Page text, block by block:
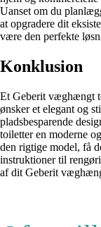
Uanset om du
at opgradere dit
være den perfekte
Konklusion
Et Geberit væghængt
ønsker et elegant og
pladsbesparende
toiletter en moderne
den rigtige model, få
instruktioner til
af dit Geberit